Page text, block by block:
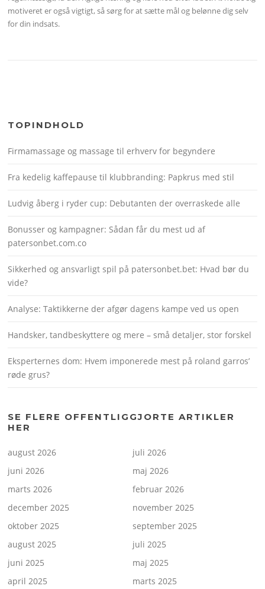
motiveret er også vigtigt, så sørg for at sætte mål og belønne dig selv
for din indsats.
TOPINDHOLD
Firmamassage og massage til erhverv for begyndere
Fra kedelig kaffepause til klubbranding: Papkrus med stil
Ludvig åberg i ryder cup: Debutanten der overraskede alle
Bonusser og kampagner: Sådan får du mest ud af
patersonbet.com.co
Sikkerhed og ansvarligt spil på patersonbet.bet: Hvad bør du
vide?
Analyse: Taktikkerne der afgør dagens kampe ved us open
Handsker, tandbeskyttere og mere – små detaljer, stor forskel
Eksperternes dom: Hvem imponerede mest på roland garros’
røde grus?
SE FLERE OFFENTLIGGJORTE ARTIKLER
HER
august 2026
juli 2026
juni 2026
maj 2026
marts 2026
februar 2026
december 2025
november 2025
oktober 2025
september 2025
august 2025
juli 2025
juni 2025
maj 2025
april 2025
marts 2025